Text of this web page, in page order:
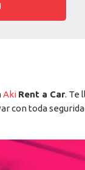
Aki Rent a Car. Te
con toda